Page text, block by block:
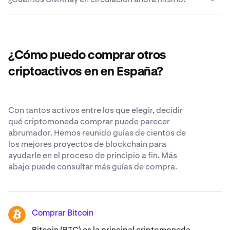
una lista completa de pares de divisas, visita elCentro
externo y sus GMX estarán allí unos instantes más tarde.
Aunque creemos que el lugar más seguro para sus
GMX. Obtén más información sobre nuestros
estándares de seguridad reconocidos en todo el mundo
¿Cómo puedo comprar otros
criptoactivos en en España?
Con tantos activos entre los que elegir, decidir
qué criptomoneda comprar puede parecer
abrumador. Hemos reunido guías de cientos de
los mejores proyectos de blockchain para
ayudarle en el proceso de principio a fin. Más
abajo puede consultar más guías de compra.
BTC Comprar Bitcoin